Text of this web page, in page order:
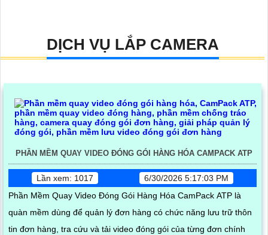
DỊCH VỤ LẮP CAMERA
PHẦN MỀM QUAY VIDEO ĐÓNG GÓI HÀNG HÓA CAMPACK ATP
Lần xem: 1017
6/30/2026 5:17:03 PM
Phần Mềm Quay Video Đóng Gói Hàng Hóa CamPack ATP là
quàn mềm dùng để quản lý đơn hàng có chức năng lưu trữ thôn
tin đơn hàng, tra cứu và tải video đóng gói của từng đơn chính